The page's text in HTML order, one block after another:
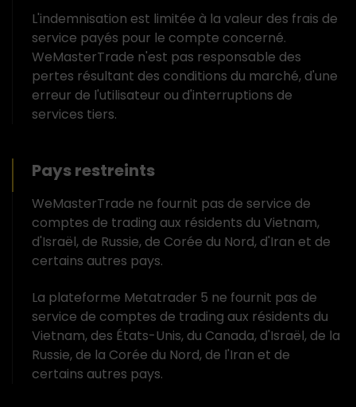
L'indemnisation est limitée à la valeur des frais de
service payés pour le compte concerné.
WeMasterTrade n'est pas responsable des
pertes résultant des conditions du marché, d'une
erreur de l'utilisateur ou d'interruptions de
services tiers.
Pays restreints
WeMasterTrade ne fournit pas de service de
comptes de trading aux résidents du Vietnam,
d'Israël, de Russie, de Corée du Nord, d'Iran et de
certains autres pays.
La plateforme Metatrader 5 ne fournit pas de
service de comptes de trading aux résidents du
Vietnam, des États-Unis, du Canada, d'Israël, de la
Russie, de la Corée du Nord, de l'Iran et de
certains autres pays.